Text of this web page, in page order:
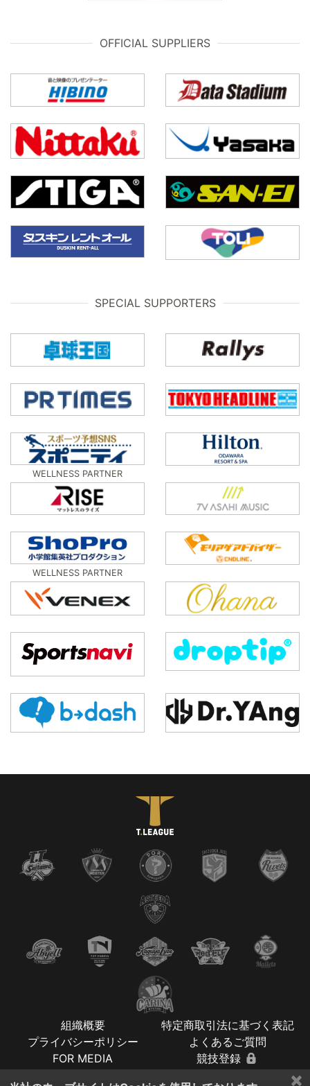
OFFICIAL SUPPLIERS
SPECIAL SUPPORTERS
WELLNESS PARTNER
WELLNESS PARTNER
組織概要
特定商取引法に基づく表記
プライバシーポリシー
よくあるご質問
FOR MEDIA
競技登録
×